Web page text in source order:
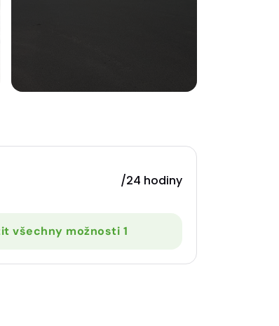
/24 hodiny
všechny možnosti 1